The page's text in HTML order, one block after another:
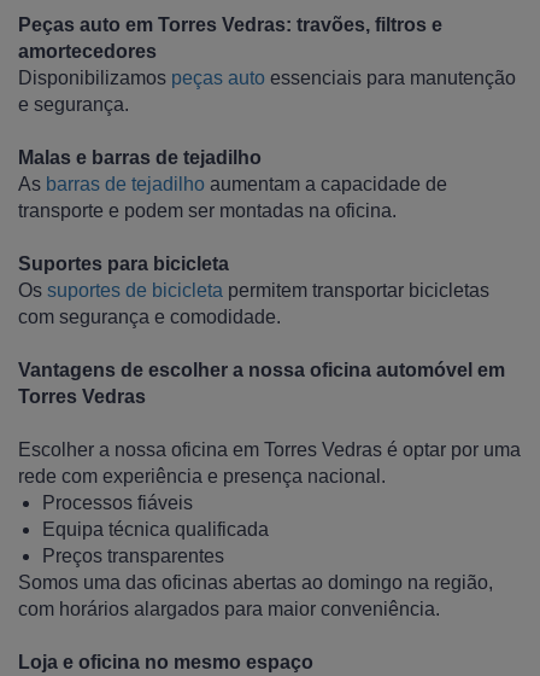
Peças auto em Torres Vedras: travões, filtros e
amortecedores
Disponibilizamos peças auto essenciais para manutenção
e segurança.
Malas e barras de tejadilho
As barras de tejadilho aumentam a capacidade de
transporte e podem ser montadas na oficina.
Suportes para bicicleta
Os suportes de bicicleta permitem transportar bicicletas
com segurança e comodidade.
Vantagens de escolher a nossa oficina automóvel em
Torres Vedras
Escolher a nossa oficina em Torres Vedras é optar por uma
rede com experiência e presença nacional.
Processos fiáveis
Equipa técnica qualificada
Preços transparentes
Somos uma das oficinas abertas ao domingo na região,
com horários alargados para maior conveniência.
Loja e oficina no mesmo espaço